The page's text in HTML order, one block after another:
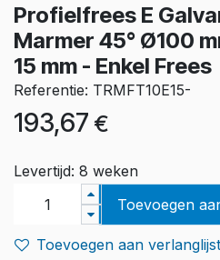
Profielfrees E
Marmer 45° Ø100
15 mm - Enkel Frees
Referentie: TRMFT10E15-
193,67 €
Levertijd: 8 weken
Toevoegen
Toevoegen aan verlanglijst